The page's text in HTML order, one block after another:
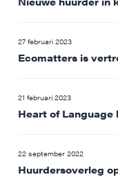
27 februari 2023
Ecomatters is
21 februari 2023
Heart of Language
22 september 2022
Huurdersoverleg